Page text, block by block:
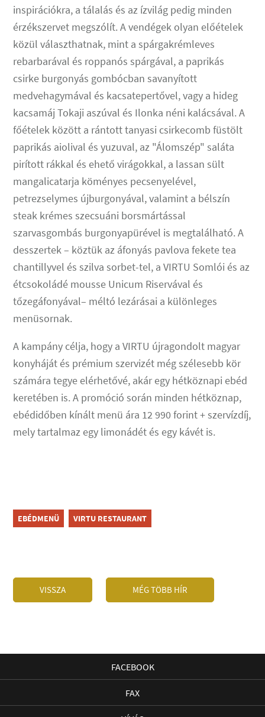
inspirációkra, a tálalás és az ízvilág pedig minden
érzékszervet megszólít. A vendégek olyan előételek
közül választhatnak, mint a spárgakrémleves
rebarbarával és roppanós spárgával, a paprikás
csirke burgonyás gombócban savanyított
medvehagymával és kacsatepertővel, vagy a hideg
kacsamáj Tokaji aszúval és Ilonka néni kalácsával. A
főételek között a rántott tanyasi csirkecomb füstölt
paprikás aiolival és yuzuval, az "Álomszép" saláta
pirított rákkal és ehető virágokkal, a lassan sült
mangalicatarja köményes pecsenyelével,
petrezselymes újburgonyával, valamint a bélszín
steak krémes szecsuáni borsmártással
szarvasgombás burgonyapürével is megtalálható. A
desszertek – köztük az áfonyás pavlova fekete tea
chantillyvel és szilva sorbet-tel, a VIRTU Somlói és az
étcsokoládé mousse Unicum Riservával és
tőzegáfonyával– méltó lezárásai a különleges
menüsornak.
A kampány célja, hogy a VIRTU újragondolt magyar
konyháját és prémium szervizét még szélesebb kör
számára tegye elérhetővé, akár egy hétköznapi ebéd
keretében is. A promóció során minden hétköznap,
ebédidőben kínált menü ára 12 990 forint + szervízdíj,
mely tartalmaz egy limonádét és egy kávét is.
EBÉDMENÜ VIRTU RESTAURANT
VISSZA MÉG TÖBB HÍR
FACEBOOK
FAX